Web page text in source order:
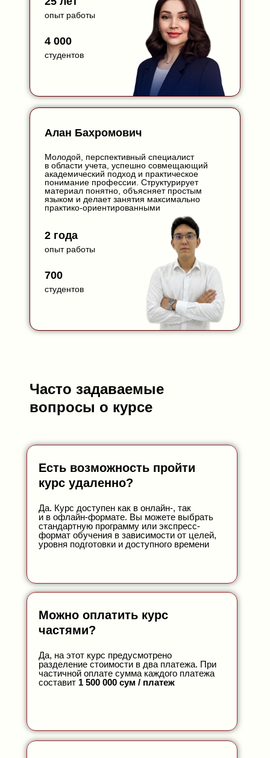
Алан Бахромович
Молодой, перспективный специалист
в области учета, успешно совмещающий
академический подход и практическое
понимание профессии. Структурирует
материал понятно, объясняет простым
языком и делает занятия максимально
практико-ориентированными
2 года
опыт работы
700
студентов
опыт работы
4 000
студентов
Часто задаваемые
вопросы о курсе
Да. Курс доступен как в онлайн-, так
и в офлайн-формате. Вы можете выбрать
стандартную программу или экспресс-
формат обучения в зависимости от целей,
уровня подготовки и доступного времени
Есть возможность пройти
курс удаленно?
Да, на этот курс предусмотрено
разделение стоимости в два платежа. При
частичной оплате сумма каждого платежа
составит 1 500 000 сум / платеж
Можно оплатить курс
частями?